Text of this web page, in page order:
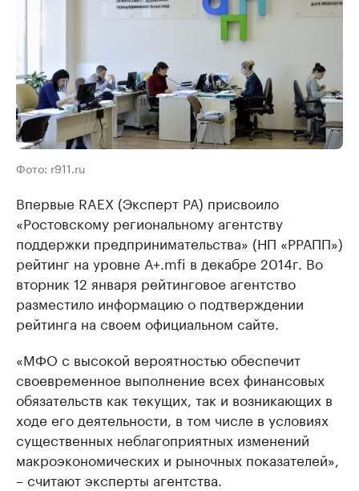
Фото: r911.ru
Впервые RAEX (Эксперт РА) присвоило
«Ростовскому региональному агентству
поддержки предпринимательства» (НП «РРАПП»)
рейтинг на уровне А+.mfi в декабре 2014г. Во
вторник 12 января рейтинговое агентство
разместило информацию о подтверждении
рейтинга на своем официальном сайте.
«МФО с высокой вероятностью обеспечит
своевременное выполнение всех финансовых
обязательств как текущих, так и возникающих в
ходе его деятельности, в том числе в условиях
существенных неблагоприятных изменений
макроэкономических и рыночных показателей»,
– считают эксперты агентства.